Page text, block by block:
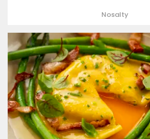
Nosalty